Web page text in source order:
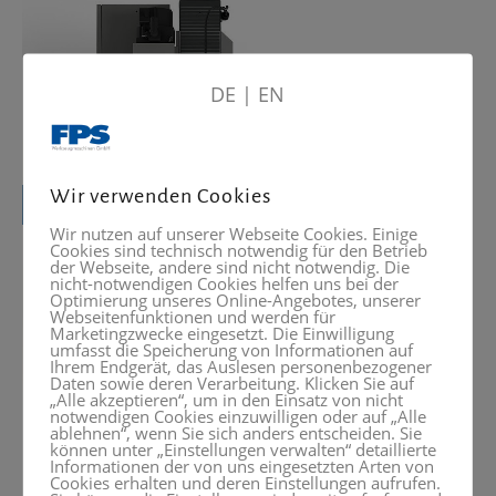
DE | EN
Wir verwenden Cookies
Wir nutzen auf unserer Webseite Cookies. Einige
Cookies sind technisch notwendig für den Betrieb
der Webseite, andere sind nicht notwendig. Die
nicht-notwendigen Cookies helfen uns bei der
Optimierung unseres Online-Angebotes, unserer
Webseitenfunktionen und werden für
Marketingzwecke eingesetzt. Die Einwilligung
umfasst die Speicherung von Informationen auf
Ihrem Endgerät, das Auslesen personenbezogener
Daten sowie deren Verarbeitung. Klicken Sie auf
„Alle akzeptieren“, um in den Einsatz von nicht
notwendigen Cookies einzuwilligen oder auf „Alle
ablehnen“, wenn Sie sich anders entscheiden. Sie
können unter „Einstellungen verwalten“ detaillierte
Informationen der von uns eingesetzten Arten von
Cookies erhalten und deren Einstellungen aufrufen.